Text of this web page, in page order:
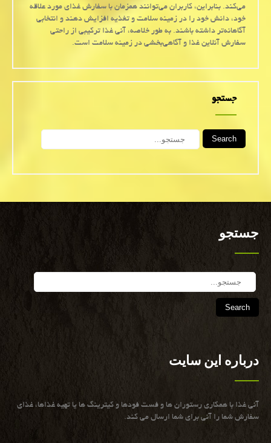
می‌کند. بنابراین، کاربران می‌توانند همزمان با سفارش غذای مورد علاقه
خود، دانش خود را در زمینه سلامت و تغذیه افزایش دهند و انتخابی
آگاهانه‌تر داشته باشند. به طور خلاصه، آنی غذا ترکیبی از راحتی
سفارش آنلاین غذا و آگاهی‌بخشی در زمینه سلامت است.
جستجو
Search
جستجو
درباره این سایت
آنی غذا با همكاری رستوران ها و فست فودها و كیترینگ ها یا تهیه غذاها، غذای
سفارش شما را آنی برای شما ارسال می كند.